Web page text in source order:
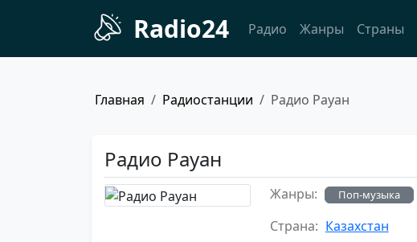
Radio24 Радио Жанры Страны
Главная Радиостанции Радио Рауан
Радио Рауан
Жанры: Поп-музыка
Страна: Казахстан